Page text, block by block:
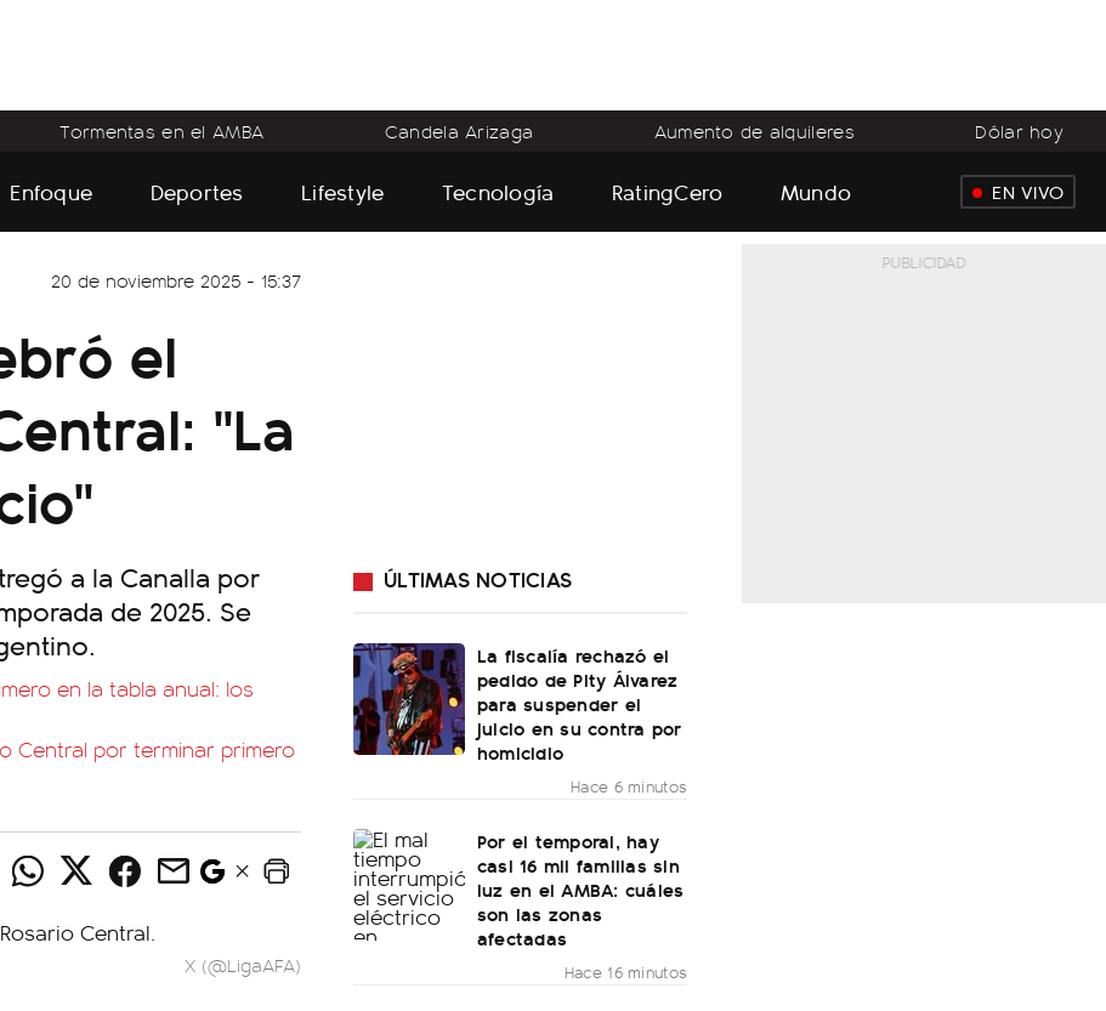
Tormentas en el AMBA Candela Arizaga Aumento de alquileres Dólar hoy
Enfoque Deportes Lifestyle Tecnología RatingCero Mundo EN VIVO
20 de noviembre 2025 - 15:37
el
"La
a la Canalla por
de 2025. Se
en la tabla anual: los
Central por terminar primero
X (@LigaAFA)
ÚLTIMAS NOTICIAS
La fiscalía rechazó el
pedido de Pity Álvarez
para suspender el
juicio en su contra por
homicidio
Hace 6 minutos
Por el temporal, hay
casi 16 mil familias sin
luz en el AMBA: cuáles
son las zonas
afectadas
Hace 16 minutos